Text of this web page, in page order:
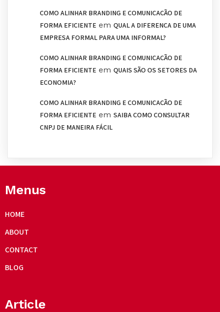
COMO ALINHAR BRANDING E COMUNICAÇÃO DE
FORMA EFICIENTE em QUAL A DIFERENÇA DE UMA
EMPRESA FORMAL PARA UMA INFORMAL?
COMO ALINHAR BRANDING E COMUNICAÇÃO DE
FORMA EFICIENTE em QUAIS SÃO OS SETORES DA
ECONOMIA?
COMO ALINHAR BRANDING E COMUNICAÇÃO DE
FORMA EFICIENTE em SAIBA COMO CONSULTAR
CNPJ DE MANEIRA FÁCIL
Menus
HOME
ABOUT
CONTACT
BLOG
Article